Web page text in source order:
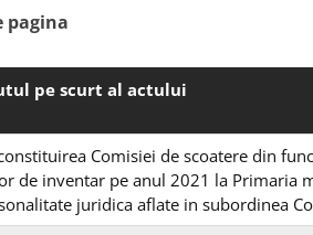
pagina
pe scurt al actului
Comisiei de scoatere din
de inventar pe anul 2021 la Primaria
juridica aflate in subordinea